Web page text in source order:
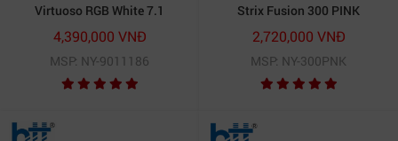
Virtuoso RGB White 7.1
Surround (CA-9011186-AP)
4,390,000 VNĐ
MSP: NY-9011186
Strix Fusion 300 PINK
2,720,000 VNĐ
MSP: NY-300PNK